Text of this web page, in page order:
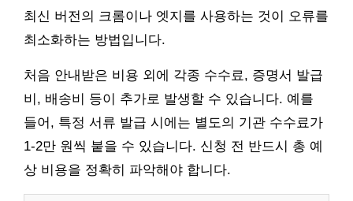
최신 버전의 크롬이나 엣지를 사용하는 것이 오류를
최소화하는 방법입니다.
처음 안내받은 비용 외에 각종 수수료, 증명서 발급
비, 배송비 등이 추가로 발생할 수 있습니다. 예를
들어, 특정 서류 발급 시에는 별도의 기관 수수료가
1-2만 원씩 붙을 수 있습니다. 신청 전 반드시 총 예
상 비용을 정확히 파악해야 합니다.